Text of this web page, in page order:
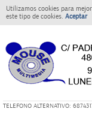
Utilizamos cookies para
este tipo de cookies. Aceptar
TELEFONO ALTERNATIVO: